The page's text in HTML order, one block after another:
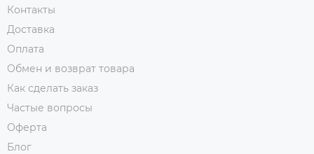
Контакты
Доставка
Оплата
Обмен и возврат товара
Как сделать заказ
Частые вопросы
Оферта
Блог